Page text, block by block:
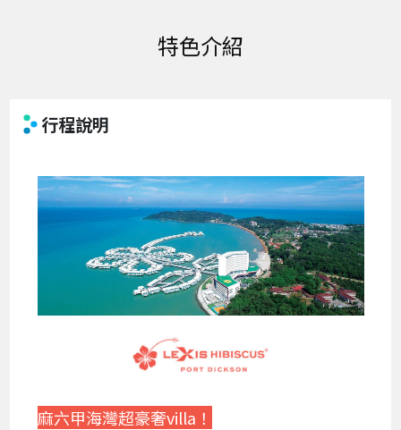
特色介紹
行程說明
麻六甲海灣超豪奢villa！